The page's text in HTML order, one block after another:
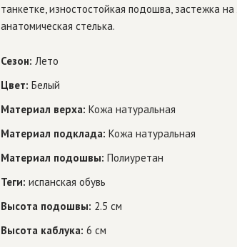
танкетке, изностостойкая подошва, застежка на
анатомическая стелька.
Сезон: Лето
Цвет: Белый
Материал верха: Кожа натуральная
Материал подклада: Кожа натуральная
Материал подошвы: Полиуретан
Теги: испанская обувь
Высота подошвы: 2.5 см
Высота каблука: 6 см